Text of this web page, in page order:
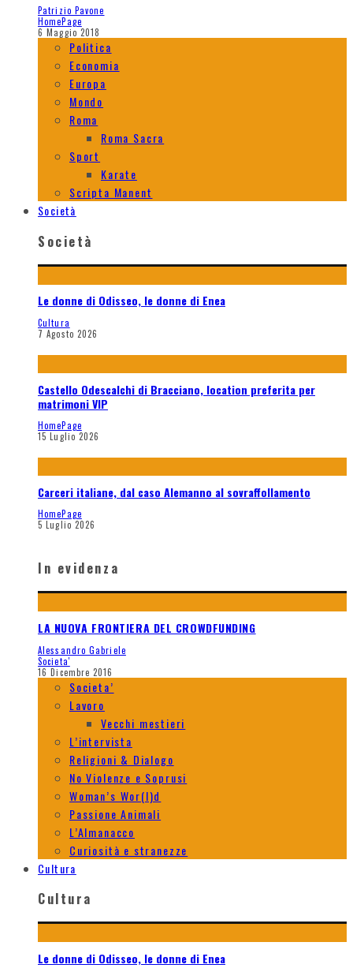
Patrizio Pavone
HomePage
6 Maggio 2018
Politica
Economia
Europa
Mondo
Roma
Roma Sacra
Sport
Karate
Scripta Manent
Società
Società
Le donne di Odisseo, le donne di Enea
Cultura
7 Agosto 2026
Castello Odescalchi di Bracciano, location preferita per
matrimoni VIP
HomePage
15 Luglio 2026
Carceri italiane, dal caso Alemanno al sovraffollamento
HomePage
5 Luglio 2026
In evidenza
LA NUOVA FRONTIERA DEL CROWDFUNDING
Alessandro Gabriele
Societa'
16 Dicembre 2016
Societa’
Lavoro
Vecchi mestieri
L’intervista
Religioni & Dialogo
No Violenze e Soprusi
Woman’s Wor(l)d
Passione Animali
L’Almanacco
Curiosità e stranezze
Cultura
Cultura
Le donne di Odisseo, le donne di Enea